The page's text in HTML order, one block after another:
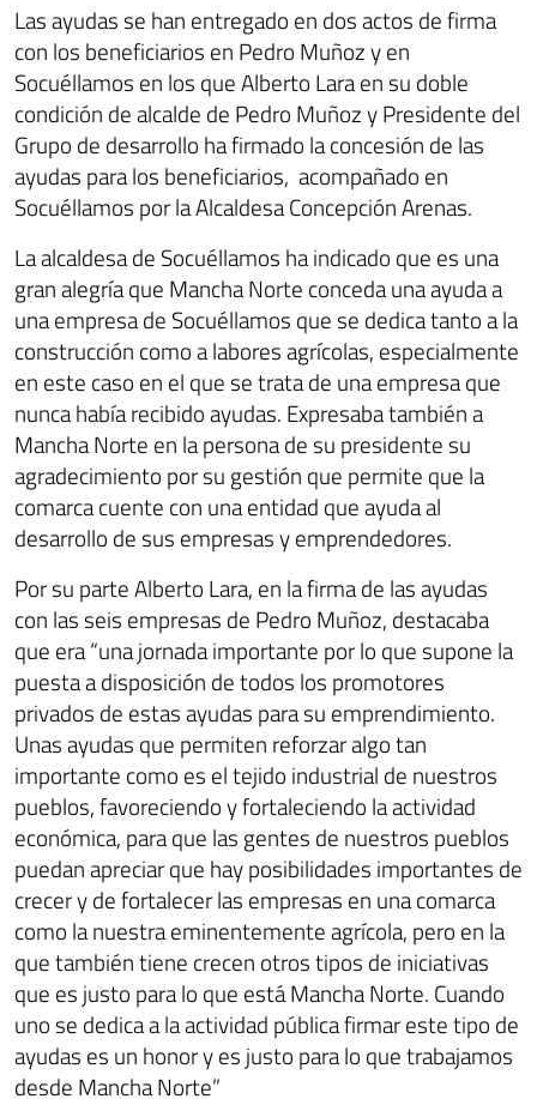
Las ayudas se han entregado en dos actos de firma
con los beneficiarios en Pedro Muñoz y en
Socuéllamos en los que Alberto Lara en su doble
condición de alcalde de Pedro Muñoz y Presidente del
Grupo de desarrollo ha firmado la concesión de las
ayudas para los beneficiarios, acompañado en
Socuéllamos por la Alcaldesa Concepción Arenas.
La alcaldesa de Socuéllamos ha indicado que es una
gran alegría que Mancha Norte conceda una ayuda a
una empresa de Socuéllamos que se dedica tanto a la
construcción como a labores agrícolas, especialmente
en este caso en el que se trata de una empresa que
nunca había recibido ayudas. Expresaba también a
Mancha Norte en la persona de su presidente su
agradecimiento por su gestión que permite que la
comarca cuente con una entidad que ayuda al
desarrollo de sus empresas y emprendedores.
Por su parte Alberto Lara, en la firma de las ayudas
con las seis empresas de Pedro Muñoz, destacaba
que era “una jornada importante por lo que supone la
puesta a disposición de todos los promotores
privados de estas ayudas para su emprendimiento.
Unas ayudas que permiten reforzar algo tan
importante como es el tejido industrial de nuestros
pueblos, favoreciendo y fortaleciendo la actividad
económica, para que las gentes de nuestros pueblos
puedan apreciar que hay posibilidades importantes de
crecer y de fortalecer las empresas en una comarca
como la nuestra eminentemente agrícola, pero en la
que también tiene crecen otros tipos de iniciativas
que es justo para lo que está Mancha Norte. Cuando
uno se dedica a la actividad pública firmar este tipo de
ayudas es un honor y es justo para lo que trabajamos
desde Mancha Norte”